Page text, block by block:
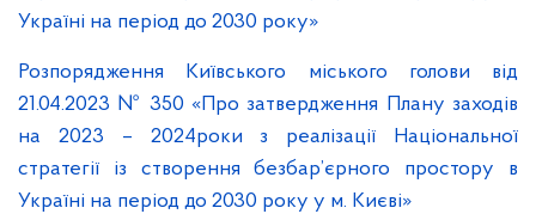
Україні на період до 2030 року»
Розпорядження Київського міського голови від
21.04.2023 № 350 «Про затвердження Плану заходів
на 2023 – 2024роки з реалізації Національної
стратегії із створення безбар’єрного простору в
Україні на період до 2030 року у м. Києві»